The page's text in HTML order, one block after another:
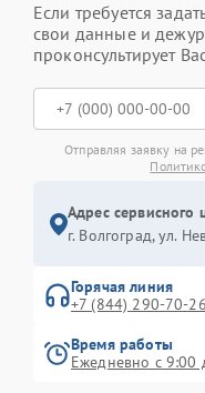
Если требуется
свои данные и
проконсультирует
Отправляя заявку на
Адрес сервисного
г. Волгоград, ул.
Горячая линия
+7 (844) 290-70-26
Время работы
Ежедневно с 9:00